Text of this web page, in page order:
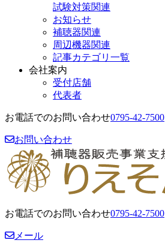
試験対策関連
お知らせ
補聴器関連
周辺機器関連
記事カテゴリ一覧
会社案内
受付店舗
代表者
お電話でのお問い合わせ0795-42-7500
お問い合わせ
お電話でのお問い合わせ0795-42-7500
メール